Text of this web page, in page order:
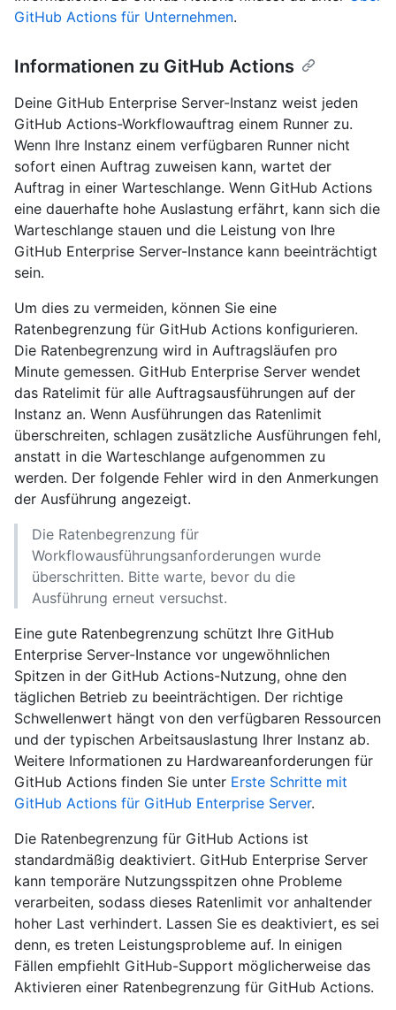
GitHub Actions für Unternehmen.
Informationen zu GitHub Actions
Deine GitHub Enterprise Server-Instanz weist jeden
GitHub Actions-Workflowauftrag einem Runner zu.
Wenn Ihre Instanz einem verfügbaren Runner nicht
sofort einen Auftrag zuweisen kann, wartet der
Auftrag in einer Warteschlange. Wenn GitHub Actions
eine dauerhafte hohe Auslastung erfährt, kann sich die
Warteschlange stauen und die Leistung von Ihre
GitHub Enterprise Server-Instance kann beeinträchtigt
sein.
Um dies zu vermeiden, können Sie eine
Ratenbegrenzung für GitHub Actions konfigurieren.
Die Ratenbegrenzung wird in Auftragsläufen pro
Minute gemessen. GitHub Enterprise Server wendet
das Ratelimit für alle Auftragsausführungen auf der
Instanz an. Wenn Ausführungen das Ratenlimit
überschreiten, schlagen zusätzliche Ausführungen fehl,
anstatt in die Warteschlange aufgenommen zu
werden. Der folgende Fehler wird in den Anmerkungen
der Ausführung angezeigt.
Die Ratenbegrenzung für
Workflowausführungsanforderungen wurde
überschritten. Bitte warte, bevor du die
Ausführung erneut versuchst.
Eine gute Ratenbegrenzung schützt Ihre GitHub
Enterprise Server-Instance vor ungewöhnlichen
Spitzen in der GitHub Actions-Nutzung, ohne den
täglichen Betrieb zu beeinträchtigen. Der richtige
Schwellenwert hängt von den verfügbaren Ressourcen
und der typischen Arbeitsauslastung Ihrer Instanz ab.
Weitere Informationen zu Hardwareanforderungen für
GitHub Actions finden Sie unter Erste Schritte mit
GitHub Actions für GitHub Enterprise Server.
Die Ratenbegrenzung für GitHub Actions ist
standardmäßig deaktiviert. GitHub Enterprise Server
kann temporäre Nutzungsspitzen ohne Probleme
verarbeiten, sodass dieses Ratenlimit vor anhaltender
hoher Last verhindert. Lassen Sie es deaktiviert, es sei
denn, es treten Leistungsprobleme auf. In einigen
Fällen empfiehlt GitHub-Support möglicherweise das
Aktivieren einer Ratenbegrenzung für GitHub Actions.